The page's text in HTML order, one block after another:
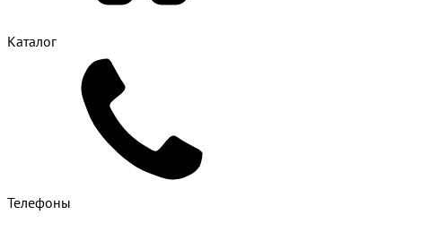
Каталог
Телефоны